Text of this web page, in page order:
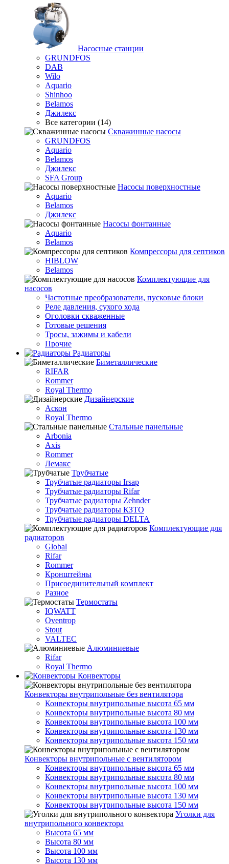
Насосные станции
GRUNDFOS
DAB
Wilo
Aquario
Shinhoo
Belamos
Джилекс
Все категории (14)
Скважинные насосы
GRUNDFOS
Aquario
Belamos
Джилекс
SFA Group
Насосы поверхностные
Aquario
Belamos
Джилекс
Насосы фонтанные
Aquario
Belamos
Компрессоры для септиков
HIBLOW
Belamos
Комплектующие для
насосов
Частотные преобразователи, пусковые блоки
Реле давления, сухого хода
Оголовки скваженные
Готовые решения
Тросы, зажимы и кабели
Прочие
Радиаторы
Биметаллические
RIFAR
Rommer
Royal Thermo
Дизайнерские
Аскон
Royal Thermo
Стальные панельные
Arbonia
Axis
Rommer
Лемакс
Трубчатые
Трубчатые радиаторы Irsap
Трубчатые радиаторы Rifar
Трубчатые радиаторы Zehnder
Трубчатые радиаторы КЗТО
Трубчатые радиаторы DELTA
Комплектующие для
радиаторов
Global
Rifar
Rommer
Кронштейны
Присоединительный комплект
Разное
Термостаты
IQWATT
Oventrop
Stout
VALTEC
Алюминиевые
Rifar
Royal Thermo
Конвекторы
Конвекторы внутрипольные без вентилятора
Конвекторы внутрипольные высота 65 мм
Конвекторы внутрипольные высота 80 мм
Конвекторы внутрипольные высота 100 мм
Конвекторы внутрипольные высота 130 мм
Конвекторы внутрипольные высота 150 мм
Конвекторы внутрипольные с вентилятором
Конвекторы внутрипольные высота 65 мм
Конвекторы внутрипольные высота 80 мм
Конвекторы внутрипольные высота 100 мм
Конвекторы внутрипольные высота 130 мм
Конвекторы внутрипольные высота 150 мм
Уголки для
внутрипольного конвектора
Высота 65 мм
Высота 80 мм
Высота 100 мм
Высота 130 мм